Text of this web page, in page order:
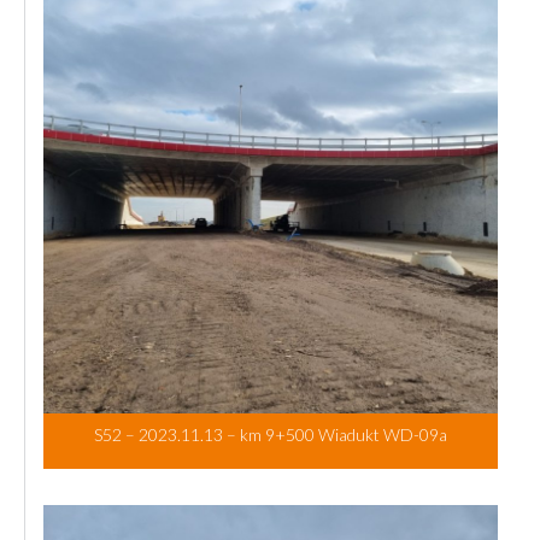
S52 – 2023.11.13 – km 9+500 Wiadukt WD-09a